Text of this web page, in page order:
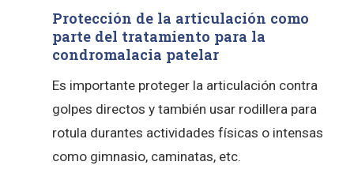
Protección de la articulación como
parte del tratamiento para la
condromalacia patelar
Es importante proteger la articulación contra
golpes directos y también usar rodillera para
rotula durantes actividades físicas o intensas
como gimnasio, caminatas, etc.